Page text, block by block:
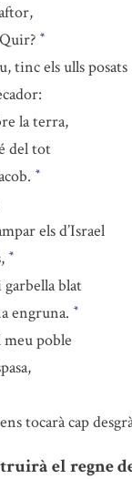
*
tinc els ulls posats
la terra,
del tot
*
els d’Israel
*
garbella blat
engruna. *
meu poble
tocarà cap
el regne